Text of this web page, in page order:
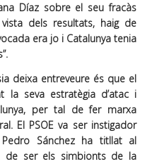
Díaz sobre el seu fracàs
dels resultats, haig de
era jo i Catalunya tenia
deixa entreveure és que el
la seva estratègia d’atac i
per tal de fer marxa
El PSOE va ser instigador
Sánchez ha titllat al
de ser els simbionts de la